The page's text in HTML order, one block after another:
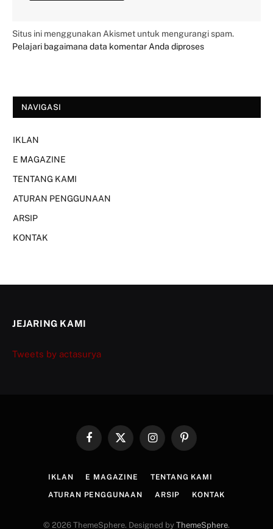
Situs ini menggunakan Akismet untuk mengurangi spam.
Pelajari bagaimana data komentar Anda diproses
NAVIGASI
IKLAN
E MAGAZINE
TENTANG KAMI
ATURAN PENGGUNAAN
ARSIP
KONTAK
JEJARING KAMI
Tweets by actasurya
FacebookX
InstagramPinterest
IKLAN E MAGAZINE TENTANG KAMI
ATURAN PENGGUNAAN ARSIP KONTAK
© 2026 ThemeSphere. Designed by ThemeSphere.